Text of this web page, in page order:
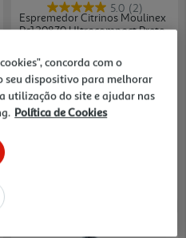
5.0 (2)
Espremedor Citrinos Moulinex
Pc120870 Ultracompact Preto
29,99 €
concorda com o
seu dispositivo para melhorar
utilização do site e ajudar nas
Política de Cookies